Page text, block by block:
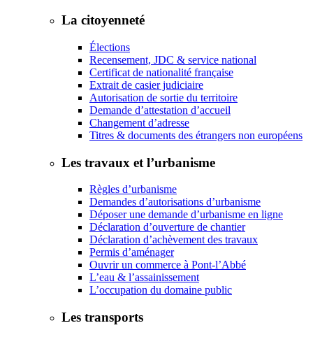
La citoyenneté
Élections
Recensement, JDC & service national
Certificat de nationalité française
Extrait de casier judiciaire
Autorisation de sortie du territoire
Demande d’attestation d’accueil
Changement d’adresse
Titres & documents des étrangers non européens
Les travaux et l’urbanisme
Règles d’urbanisme
Demandes d’autorisations d’urbanisme
Déposer une demande d’urbanisme en ligne
Déclaration d’ouverture de chantier
Déclaration d’achèvement des travaux
Permis d’aménager
Ouvrir un commerce à Pont-l’Abbé
L’eau & l’assainissement
L’occupation du domaine public
Les transports